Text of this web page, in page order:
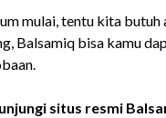
mulai, tentu kita butuh
Balsamiq bisa kamu
situs resmi